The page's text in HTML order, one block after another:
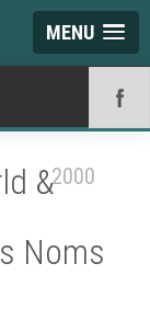
MENU
&
Noms
2000